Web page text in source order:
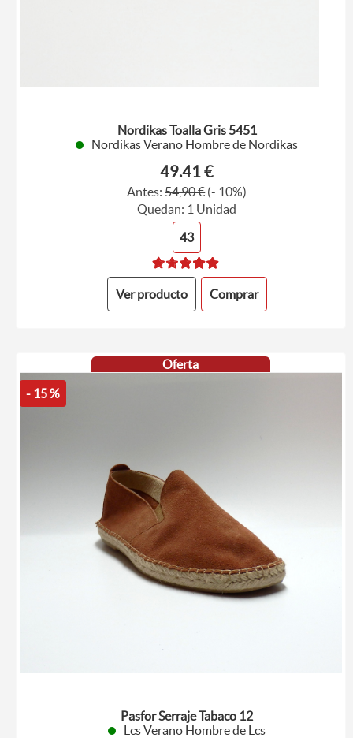
Nordikas Toalla Gris 5451
Nordikas Verano Hombre de Nordikas
49.41 €
Antes:54,90 €(- 10%)
Quedan: 1 Unidad
43
Ver producto Comprar
Oferta
- 15 %
Pasfor Serraje Tabaco 12
Lcs Verano Hombre de Lcs